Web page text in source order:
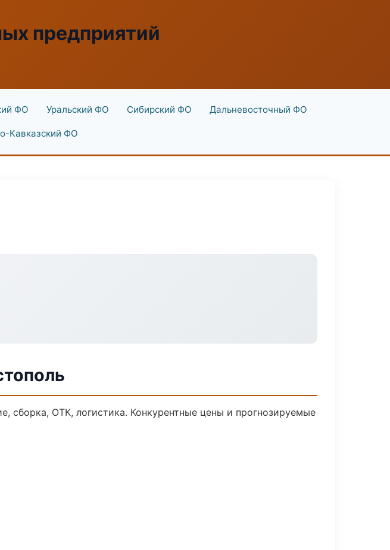
предприятий
ФО Уральский ФО Сибирский ФО Дальневосточный ФО
Кавказский ФО
сборка, ОТК, логистика. Конкурентные цены и прогнозируемые